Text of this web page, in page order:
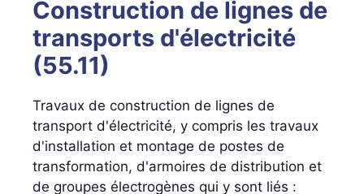
Construction de lignes de
transports d'électricité
(55.11)
Travaux de construction de lignes de
transport d'électricité, y compris les travaux
d'installation et montage de postes de
transformation, d'armoires de distribution et
de groupes électrogènes qui y sont liés :